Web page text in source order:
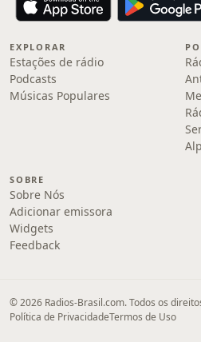
EXPLORAR
Estações de rádio
Podcasts
Músicas Populares
SOBRE
Sobre Nós
Adicionar emissora
Widgets
Feedback
© 2026 Radios-Brasil.com. Todos os
Política de PrivacidadeTermos de Uso